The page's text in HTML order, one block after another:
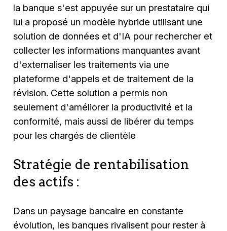
la banque s'est appuyée sur un prestataire qui
lui a proposé un modèle hybride utilisant une
solution de données et d'IA pour rechercher et
collecter les informations manquantes avant
d'externaliser les traitements via une
plateforme d'appels et de traitement de la
révision. Cette solution a permis non
seulement d'améliorer la productivité et la
conformité, mais aussi de libérer du temps
pour les chargés de clientèle
Stratégie de rentabilisation
des actifs :
Dans un paysage bancaire en constante
évolution, les banques rivalisent pour rester à